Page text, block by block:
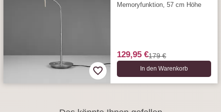
Memoryfunktion, 57 cm Höhe
129,95 €179 €
In den Warenkorb